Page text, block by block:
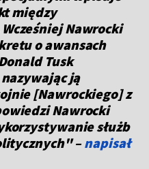
między
Nawrocki
o awansach
Tusk
ją
[Nawrockiego] z
Nawrocki
służb
– napisał